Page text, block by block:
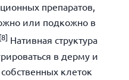
препаратов,
или подкожно в
[8] Нативная структура
в дерму и
клеток